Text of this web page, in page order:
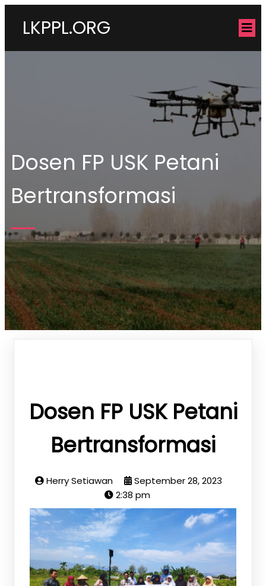
LKPPL.ORG
Dosen FP USK Petani
Bertransformasi
Dosen FP USK Petani
Bertransformasi
Herry Setiawan
September 28, 2023
2:38 pm